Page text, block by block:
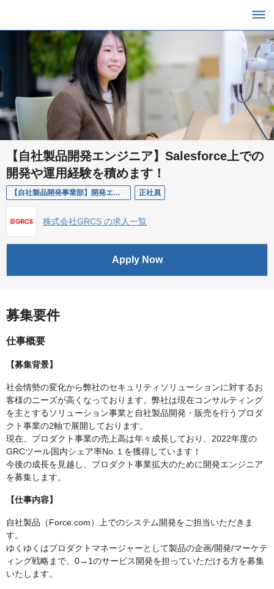
【自社製品開発エンジニア】Salesforce上での
開発や運用経験を積めます！
【自社製品開発事業部】開発エンジニア ※Salesforceエンジニア 正社員
株式会社GRCS の求人一覧
Apply Now
募集要件
仕事概要
【募集背景】
社会情勢の変化から弊社のセキュリティソリューションに対するお
客様のニーズが高くなっております。弊社は現在コンサルティング
を主とするソリューション事業と自社製品開発・販売を行うプロダ
クト事業の2軸で展開しております。
現在、プロダクト事業の売上高は年々成長しており、2022年度の
GRCツール国内シェア率No.１を獲得しています！
今後の成長を見越し、プロダクト事業拡大のために開発エンジニア
を募集します。
【仕事内容】
自社製品（Force.com）上でのシステム開発をご担当いただきま
す。
ゆくゆくはプロダクトマネージャーとして製品の企画/開発/マーケテ
ィング戦略まで、0→1のサービス開発を担っていただける方を募集
いたします。